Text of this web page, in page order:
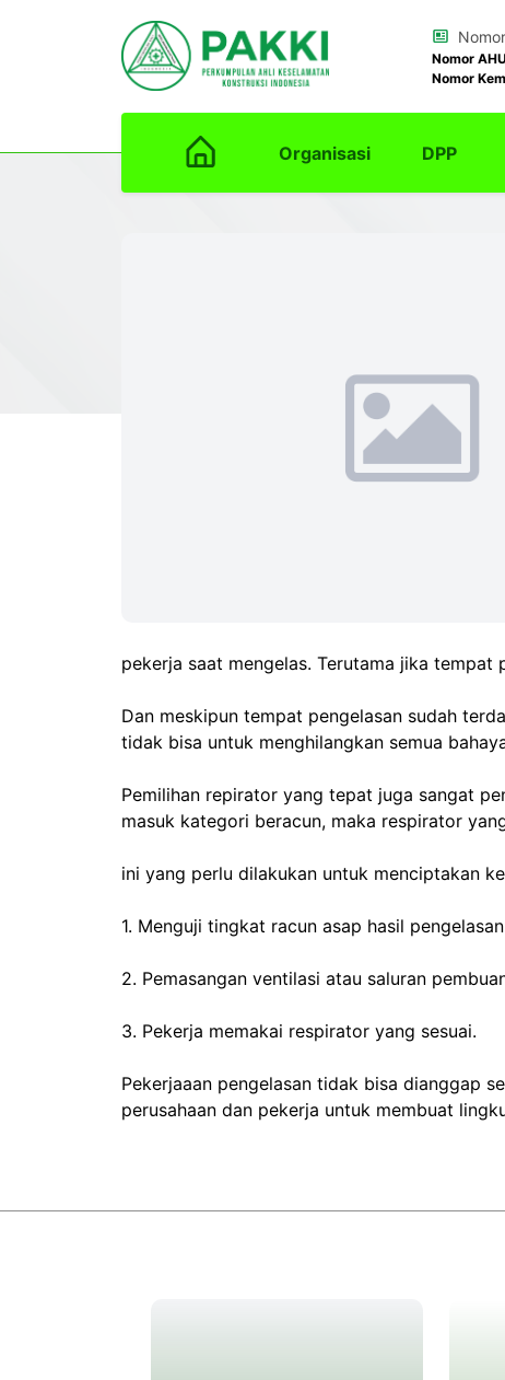
Nomor
Nomor
Organisasi DPP
pekerja saat mengelas. Terutama jika
Dan meskipun tempat pengelasan sudah
tidak bisa untuk menghilangkan semua
Pemilihan repirator yang tepat juga sangat
masuk kategori beracun, maka respirator
ini yang perlu dilakukan untuk menciptakan
1. Menguji tingkat racun asap hasil pengelasan
2. Pemasangan ventilasi atau saluran
3. Pekerja memakai respirator yang sesuai.
Pekerjaaan pengelasan tidak bisa dianggap
perusahaan dan pekerja untuk membuat